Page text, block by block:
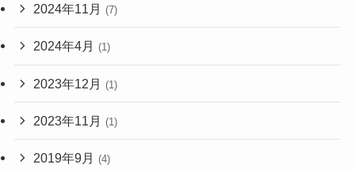
2024年11月 (7)
2024年4月 (1)
2023年12月 (1)
2023年11月 (1)
2019年9月 (4)